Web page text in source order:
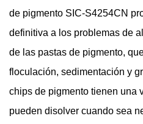
de pigmento SIC-S4254CN
definitiva a los problemas de
de las pastas de pigmento,
floculación, sedimentación y
chips de pigmento tienen una
pueden disolver cuando sea